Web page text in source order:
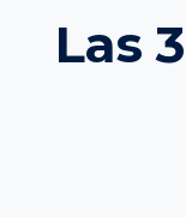
Las